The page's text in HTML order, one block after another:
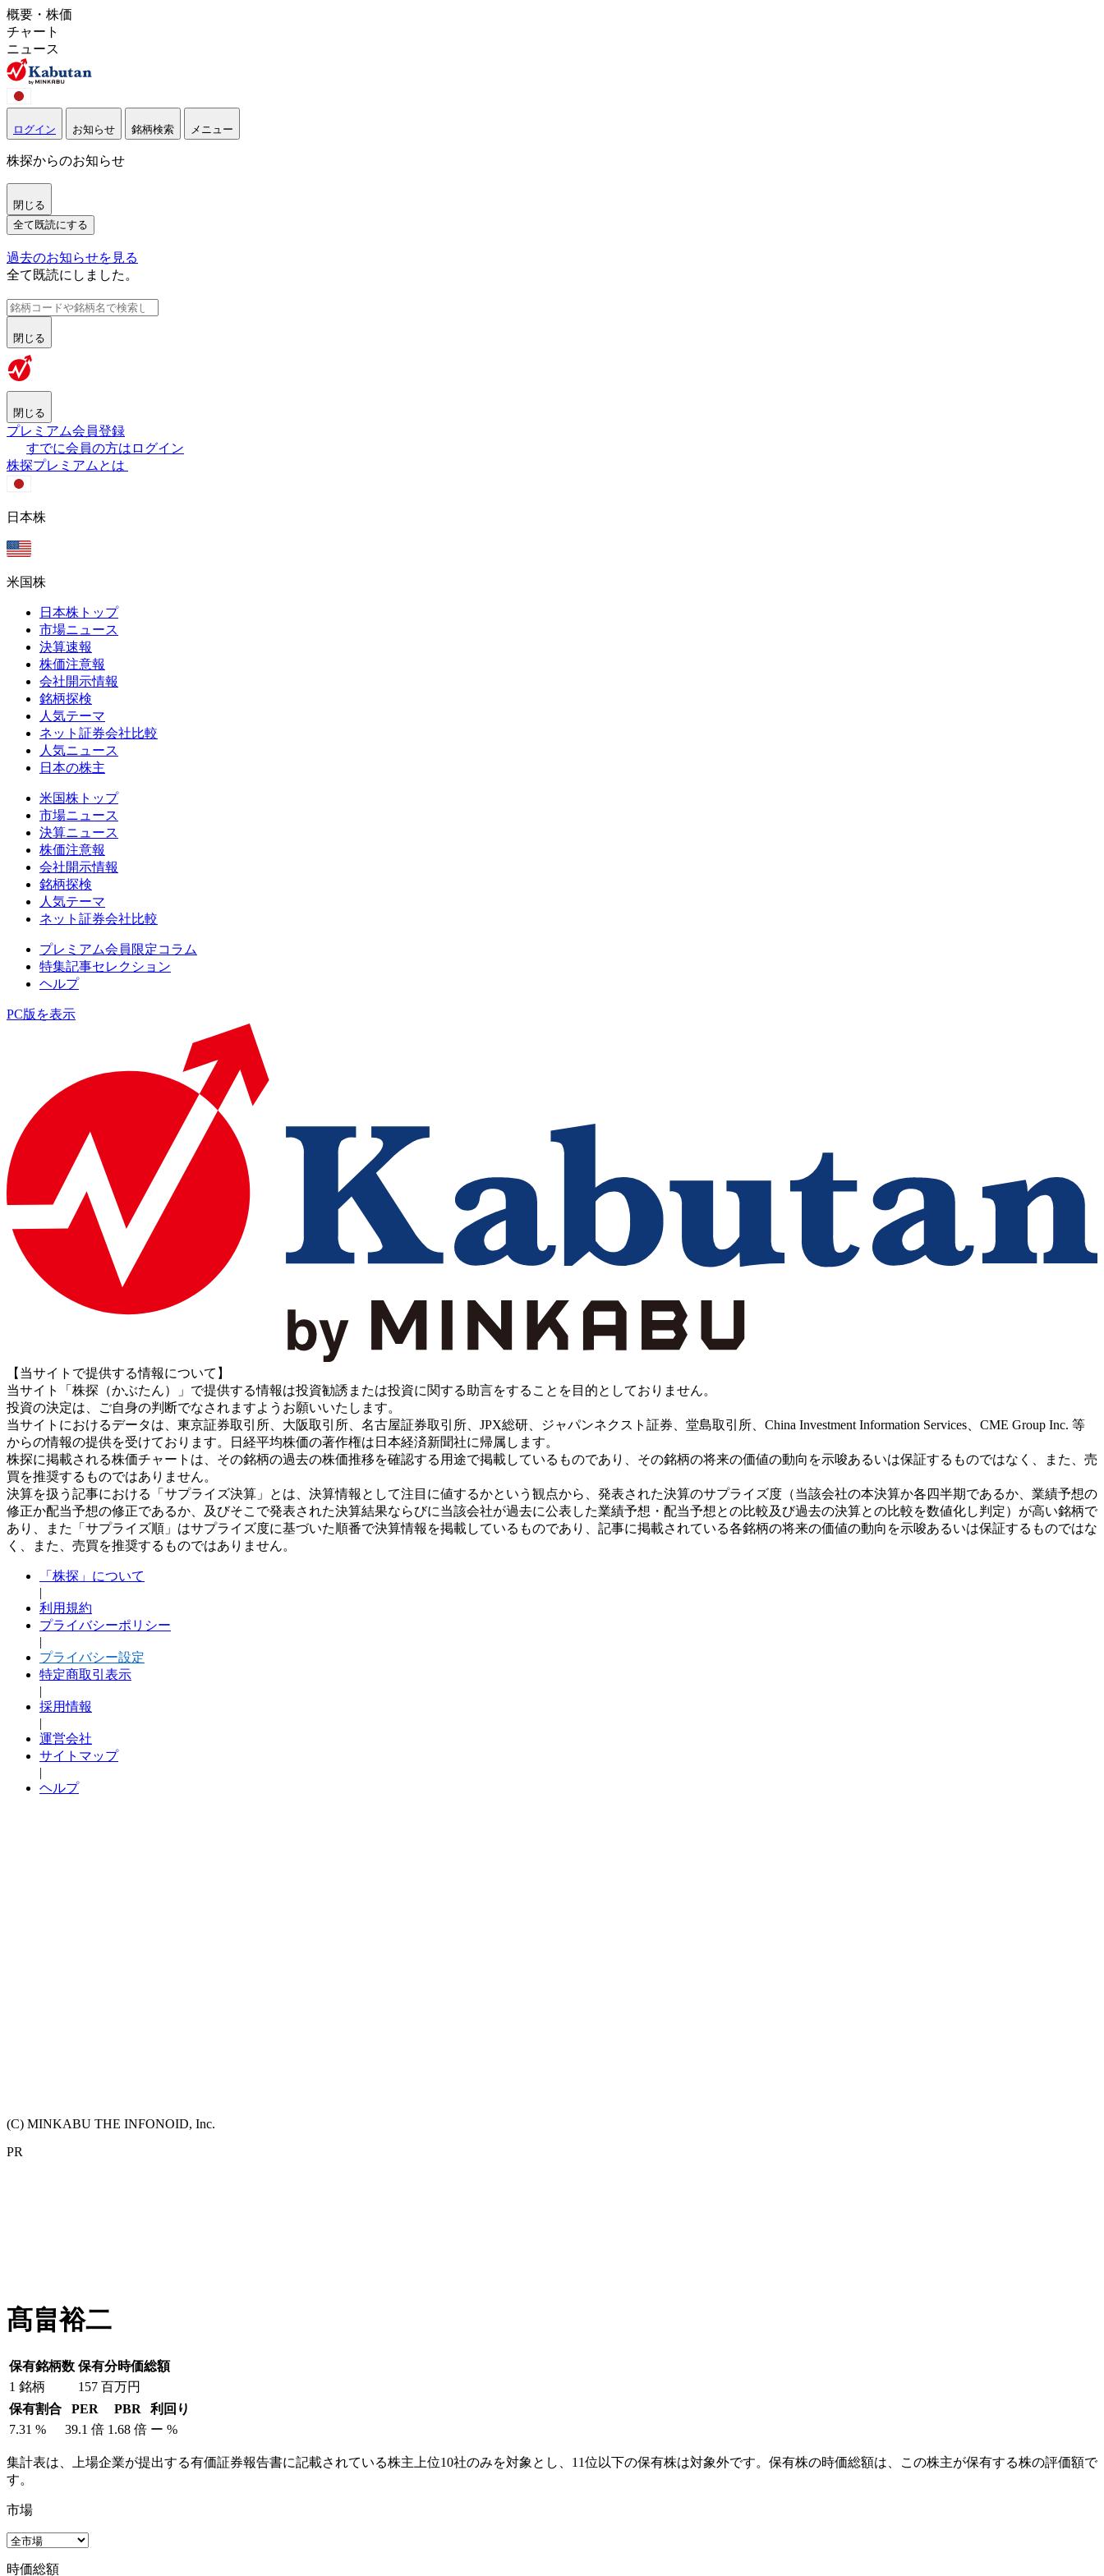
概要・株価
チャート
ニュース
ログイン お知らせ 銘柄検索 メニュー
株探からのお知らせ
閉じる
全て既読にする
過去のお知らせを見る
全て既読にしました。
閉じる
閉じる
プレミアム会員登録
すでに会員の方はログイン
株探プレミアムとは
日本株
米国株
日本株トップ
市場ニュース
決算速報
株価注意報
会社開示情報
銘柄探検
人気テーマ
ネット証券会社比較
人気ニュース
日本の株主
米国株トップ
市場ニュース
決算ニュース
株価注意報
会社開示情報
銘柄探検
人気テーマ
ネット証券会社比較
プレミアム会員限定コラム
特集記事セレクション
ヘルプ
PC版を表示
【当サイトで提供する情報について】
当サイト「株探（かぶたん）」で提供する情報は投資勧誘または投資に関する助言をすることを目的としておりません。
投資の決定は、ご自身の判断でなされますようお願いいたします。
当サイトにおけるデータは、東京証券取引所、大阪取引所、名古屋証券取引所、JPX総研、ジャパンネクスト証券、堂島取引所、China Investment Information Services、CME Group Inc. 等
からの情報の提供を受けております。日経平均株価の著作権は日本経済新聞社に帰属します。
株探に掲載される株価チャートは、その銘柄の過去の株価推移を確認する用途で掲載しているものであり、その銘柄の将来の価値の動向を示唆あるいは保証するものではなく、また、売
買を推奨するものではありません。
決算を扱う記事における「サプライズ決算」とは、決算情報として注目に値するかという観点から、発表された決算のサプライズ度（当該会社の本決算か各四半期であるか、業績予想の
修正か配当予想の修正であるか、及びそこで発表された決算結果ならびに当該会社が過去に公表した業績予想・配当予想との比較及び過去の決算との比較を数値化し判定）が高い銘柄で
あり、また「サプライズ順」はサプライズ度に基づいた順番で決算情報を掲載しているものであり、記事に掲載されている各銘柄の将来の価値の動向を示唆あるいは保証するものではな
く、また、売買を推奨するものではありません。
「株探」について
|
利用規約
プライバシーポリシー
|
プライバシー設定
特定商取引表示
|
採用情報
|
運営会社
サイトマップ
|
ヘルプ
(C) MINKABU THE INFONOID, Inc.
PR
髙畠裕二
保有銘柄数 保有分時価総額
1 銘柄 157 百万円
保有割合
PER PBR
利回り
7.31 % 39.1 倍 1.68 倍 ー %
集計表は、上場企業が提出する有価証券報告書に記載されている株主上位10社のみを対象とし、11位以下の保有株は対象外です。保有株の時価総額は、この株主が保有する株の評価額で
す。
市場
時価総額